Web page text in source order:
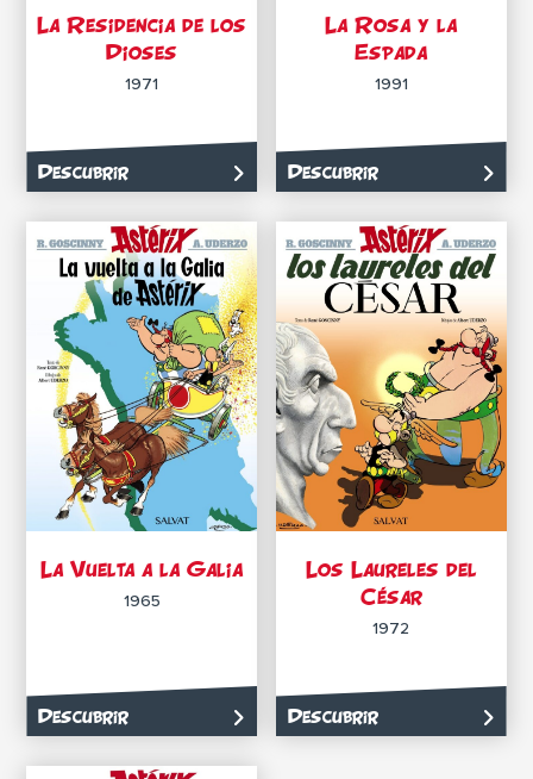
La Residencia de los
Dioses
1971
Descubrir
La Rosa y la
Espada
1991
Descubrir
La Vuelta a la Galia
1965
Descubrir
Los Laureles del
César
1972
Descubrir